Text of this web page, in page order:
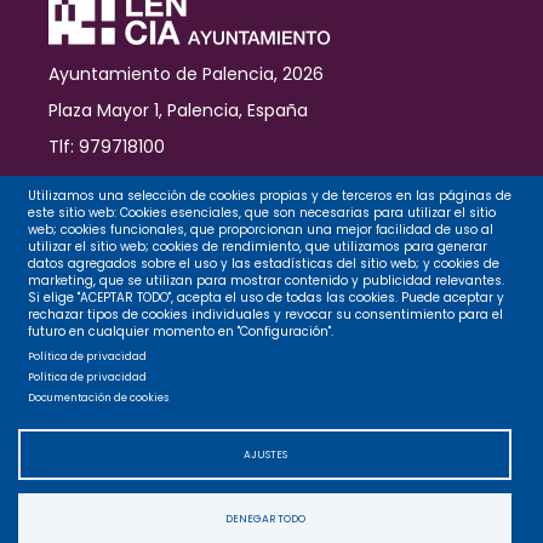
de
Vamos
Ayuntamiento de Palencia, 2026
Plaza Mayor 1, Palencia, España
Tlf: 979718100
Contacto
Legal
Privacidad
Accesibilidad
Utilizamos una selección de cookies propias y de terceros en las páginas de
este sitio web: Cookies esenciales, que son necesarias para utilizar el sitio
web; cookies funcionales, que proporcionan una mejor facilidad de uso al
utilizar el sitio web; cookies de rendimiento, que utilizamos para generar
datos agregados sobre el uso y las estadísticas del sitio web; y cookies de
marketing, que se utilizan para mostrar contenido y publicidad relevantes.
Si elige "ACEPTAR TODO", acepta el uso de todas las cookies. Puede aceptar y
rechazar tipos de cookies individuales y revocar su consentimiento para el
futuro en cualquier momento en "Configuración".
Política de privacidad
Política de privacidad
Documentación de cookies
AJUSTES
DENEGAR TODO